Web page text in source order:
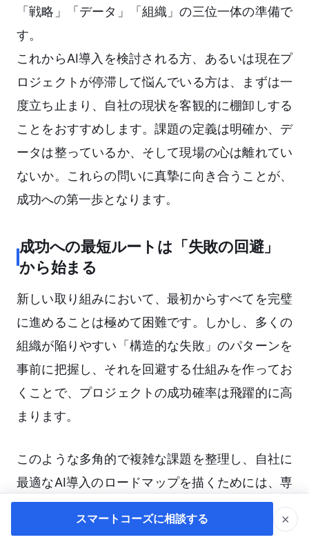
「戦略」「データ」「組織」の三位一体の準備で
す。
これからAI導入を検討される方、あるいは現在プ
ロジェクトが停滞して悩んでいる方は、まずは一
度立ち止まり、自社の現状を客観的に棚卸しする
ことをおすすめします。課題の定義は明確か、デ
ータは整っているか、そして現場の心は離れてい
ないか。これらの問いに真摯に向き合うことが、
成功への第一歩となります。
成功への最短ルートは「失敗の回避」
から始まる
新しい取り組みにおいて、最初からすべてを完璧
に進めることは極めて困難です。しかし、多くの
組織が陥りやすい「構造的な失敗」のパターンを
事前に把握し、それを回避する仕組みを作ってお
くことで、プロジェクトの成功確率は飛躍的に高
まります。
このような多角的で複雑な課題を整理し、自社に
最適なAI導入のロードマップを描くためには、専
門家との対話を通じて個別の疑問を解消するアプ
ローチが非常に有効です。最新の失敗事例から得
スマートコーズに相談する ×